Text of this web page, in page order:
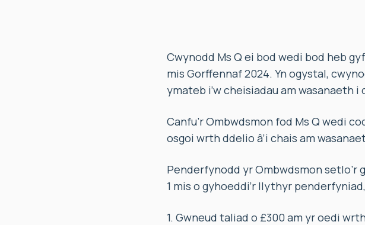
Cwynodd Ms Q ei bod wedi bod heb
mis Gorffennaf 2024. Yn ogystal,
ymateb i’w cheisiadau am wasanaeth i
Canfu’r Ombwdsmon fod Ms Q wedi
osgoi wrth ddelio â’i chais am
Penderfynodd yr Ombwdsmon setlo’r
1 mis o gyhoeddi’r llythyr
1. Gwneud taliad o £300 am yr oedi